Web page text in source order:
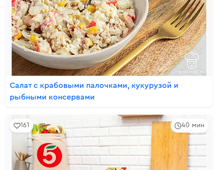
Салат с крабовыми палочками, кукурузой и
рыбными консервами
40 мин
161